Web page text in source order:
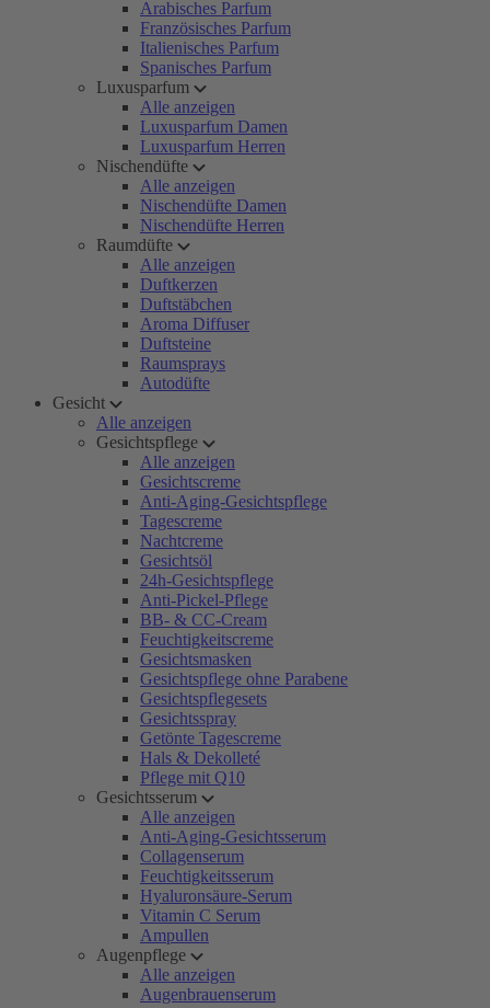
Arabisches Parfum
Französisches Parfum
Italienisches Parfum
Spanisches Parfum
Luxusparfum
Alle anzeigen
Luxusparfum Damen
Luxusparfum Herren
Nischendüfte
Alle anzeigen
Nischendüfte Damen
Nischendüfte Herren
Raumdüfte
Alle anzeigen
Duftkerzen
Duftstäbchen
Aroma Diffuser
Duftsteine
Raumsprays
Autodüfte
Gesicht
Alle anzeigen
Gesichtspflege
Alle anzeigen
Gesichtscreme
Anti-Aging-Gesichtspflege
Tagescreme
Nachtcreme
Gesichtsöl
24h-Gesichtspflege
Anti-Pickel-Pflege
BB- & CC-Cream
Feuchtigkeitscreme
Gesichtsmasken
Gesichtspflege ohne Parabene
Gesichtspflegesets
Gesichtsspray
Getönte Tagescreme
Hals & Dekolleté
Pflege mit Q10
Gesichtsserum
Alle anzeigen
Anti-Aging-Gesichtsserum
Collagenserum
Feuchtigkeitsserum
Hyaluronsäure-Serum
Vitamin C Serum
Ampullen
Augenpflege
Alle anzeigen
Augenbrauenserum